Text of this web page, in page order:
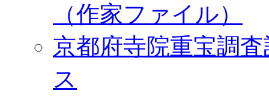
（作家ファイル）
京都府寺院重宝調
ス